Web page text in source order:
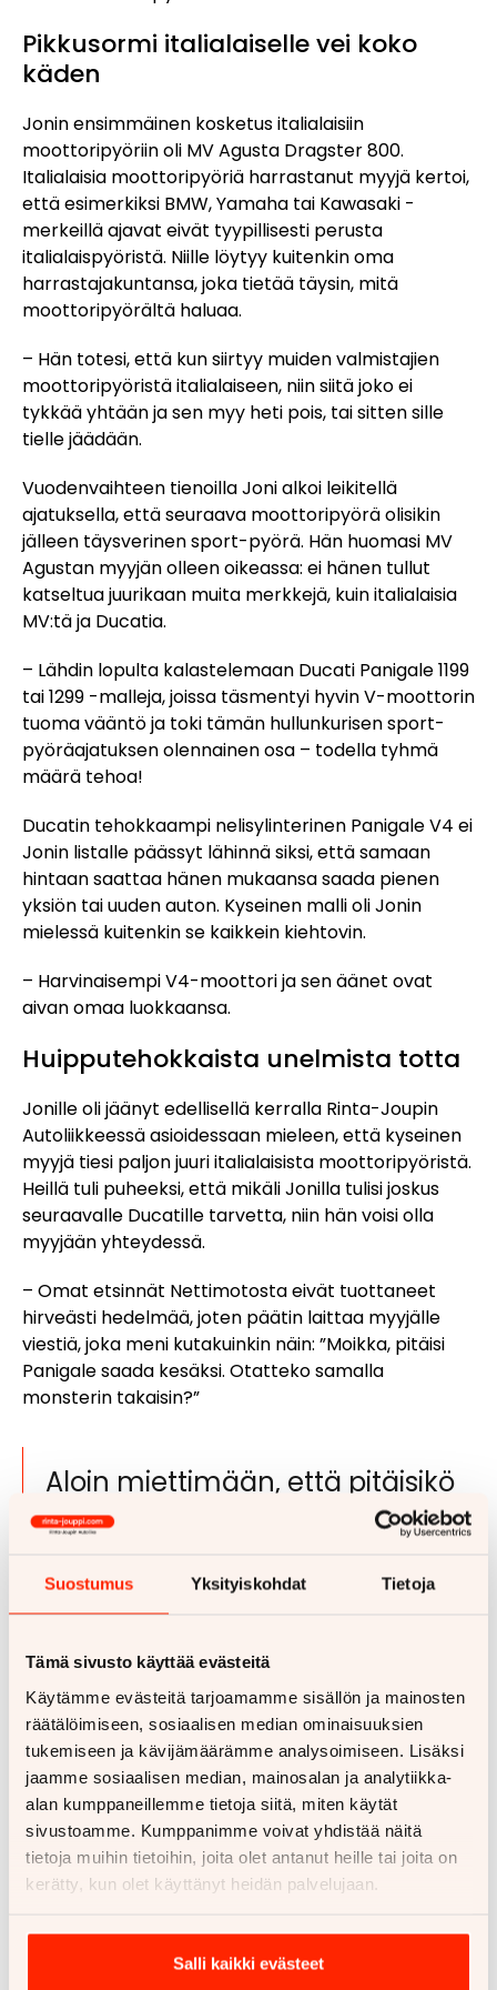
Suostumus Yksityiskohdat Tietoja
Tämä sivusto käyttää evästeitä
Käytämme evästeitä tarjoamamme sisällön ja mainosten
räätälöimiseen, sosiaalisen median ominaisuuksien
tukemiseen ja kävijämäärämme analysoimiseen. Lisäksi
jaamme sosiaalisen median, mainosalan ja analytiikka-
alan kumppaneillemme tietoja siitä, miten käytät
sivustoamme. Kumppanimme voivat yhdistää näitä
tietoja muihin tietoihin, joita olet antanut heille tai joita on
kerätty, kun olet käyttänyt heidän palvelujaan.
Salli kaikki evästeet
Pikkusormi italialaiselle vei koko
käden
Jonin ensimmäinen kosketus italialaisiin
moottoripyöriin oli MV Agusta Dragster 800.
Italialaisia moottoripyöriä harrastanut myyjä kertoi,
että esimerkiksi BMW, Yamaha tai Kawasaki -
merkeillä ajavat eivät tyypillisesti perusta
italialaispyöristä. Niille löytyy kuitenkin oma
harrastajakuntansa, joka tietää täysin, mitä
moottoripyörältä haluaa.
– Hän totesi, että kun siirtyy muiden valmistajien
moottoripyöristä italialaiseen, niin siitä joko ei
tykkää yhtään ja sen myy heti pois, tai sitten sille
tielle jäädään.
Vuodenvaihteen tienoilla Joni alkoi leikitellä
ajatuksella, että seuraava moottoripyörä olisikin
jälleen täysverinen sport-pyörä. Hän huomasi MV
Agustan myyjän olleen oikeassa: ei hänen tullut
katseltua juurikaan muita merkkejä, kuin italialaisia
MV:tä ja Ducatia.
– Lähdin lopulta kalastelemaan Ducati Panigale 1199
tai 1299 -malleja, joissa täsmentyi hyvin V-moottorin
tuoma vääntö ja toki tämän hullunkurisen sport-
pyöräajatuksen olennainen osa – todella tyhmä
määrä tehoa!
Ducatin tehokkaampi nelisylinterinen Panigale V4 ei
Jonin listalle päässyt lähinnä siksi, että samaan
hintaan saattaa hänen mukaansa saada pienen
yksiön tai uuden auton. Kyseinen malli oli Jonin
mielessä kuitenkin se kaikkein kiehtovin.
– Harvinaisempi V4-moottori ja sen äänet ovat
aivan omaa luokkaansa.
Huipputehokkaista unelmista totta
Jonille oli jäänyt edellisellä kerralla Rinta-Joupin
Autoliikkeessä asioidessaan mieleen, että kyseinen
myyjä tiesi paljon juuri italialaisista moottoripyöristä.
Heillä tuli puheeksi, että mikäli Jonilla tulisi joskus
seuraavalle Ducatille tarvetta, niin hän voisi olla
myyjään yhteydessä.
– Omat etsinnät Nettimotosta eivät tuottaneet
hirveästi hedelmää, joten päätin laittaa myyjälle
viestiä, joka meni kutakuinkin näin: ”Moikka, pitäisi
Panigale saada kesäksi. Otatteko samalla
monsterin takaisin?”
Aloin miettimään, että pitäisikö
sitä laittaa elämä risaiseksi ja
mallia. Mies suhtautui ehdotukseen aluksi
melkoisella varauksella, koska varattu budjetti olisi
peräti kaksinkertaistunut. Lisäksi huoltokirjasta ei
ollut mainintaa ja kyseiselle moottoripyörälle oli
kertynyt kilometrejä jo jonkin verran. Myyjä lähti
soittamaan liikkeitä läpi ja onnistui hankkimaan
moottoripyörälle digitaalisen huoltokirjan, josta kävi
ilmi sen huoltohistorian olevan virheetön.
pitäisikö sitä laittaa elämä risaiseksi, hommata
suoraan V4 ja tehdä unelmista totta.